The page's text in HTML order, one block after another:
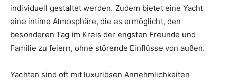
individuell gestaltet werden. Zudem bietet eine Yacht
eine intime Atmosphäre, die es ermöglicht, den
besonderen Tag im Kreis der engsten Freunde und
Familie zu feiern, ohne störende Einflüsse von außen.
Yachten sind oft mit luxuriösen Annehmlichkeiten